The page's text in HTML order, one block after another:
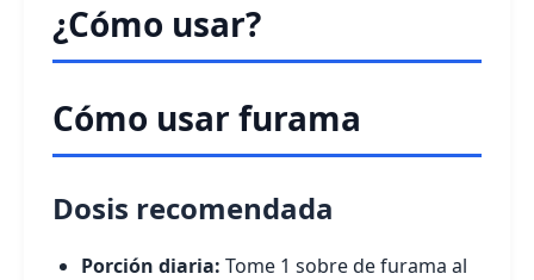
¿Cómo usar?
Cómo usar furama
Dosis recomendada
Porción diaria: Tome 1 sobre de furama al